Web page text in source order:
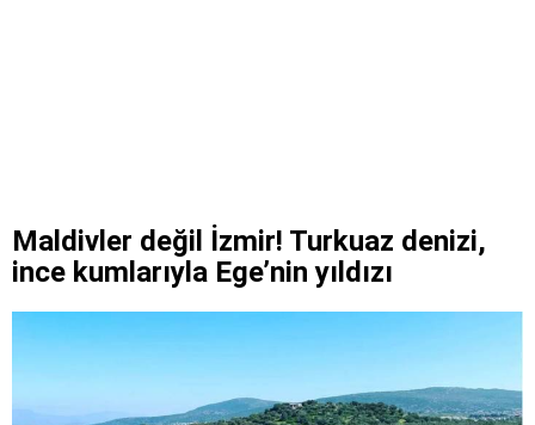
Maldivler değil İzmir! Turkuaz denizi,
ince kumlarıyla Ege’nin yıldızı